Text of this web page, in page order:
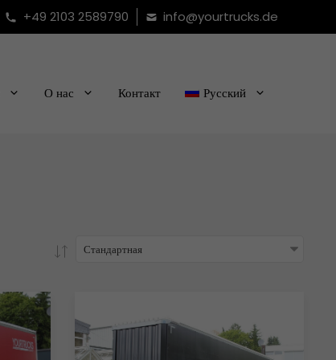
+49 2103 2589790 info@yourtrucks.de
О нас Контакт Русский
Стандартная